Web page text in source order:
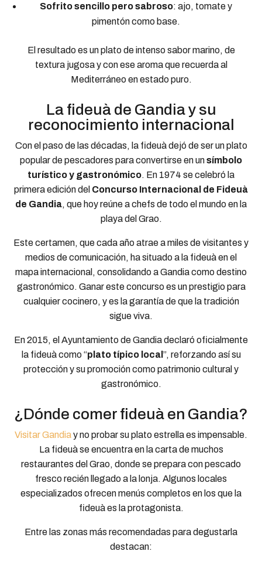
Sofrito sencillo pero sabroso: ajo, tomate y
pimentón como base.
El resultado es un plato de intenso sabor marino, de
textura jugosa y con ese aroma que recuerda al
Mediterráneo en estado puro.
La fideuà de Gandia y su
reconocimiento internacional
Con el paso de las décadas, la fideuà dejó de ser un plato
popular de pescadores para convertirse en unsímbolo
turístico y gastronómico. En 1974 se celebró la
primera edición del Concurso Internacional de Fideuà
de Gandia, que hoy reúne a chefs de todo el mundo en la
playa del Grao.
Este certamen, que cada año atrae a miles de visitantes y
medios de comunicación, ha situado a la fideuà en el
mapa internacional, consolidando a Gandia como destino
gastronómico. Ganar este concurso es un prestigio para
cualquier cocinero, y es la garantía de que la tradición
sigue viva.
En 2015, el Ayuntamiento de Gandia declaró oficialmente
la fideuà como “plato típico local ”, reforzando así su
protección y su promoción como patrimonio cultural y
gastronómico.
¿Dónde comer fideuà en Gandia?
Visitar Gandiay no probar su plato estrella es impensable.
La fideuà se encuentra en la carta de muchos
restaurantes del Grao, donde se prepara con pescado
fresco recién llegado a la lonja. Algunos locales
especializados ofrecen menús completos en los que la
fideuà es la protagonista.
Entre las zonas más recomendadas para degustarla
destacan: